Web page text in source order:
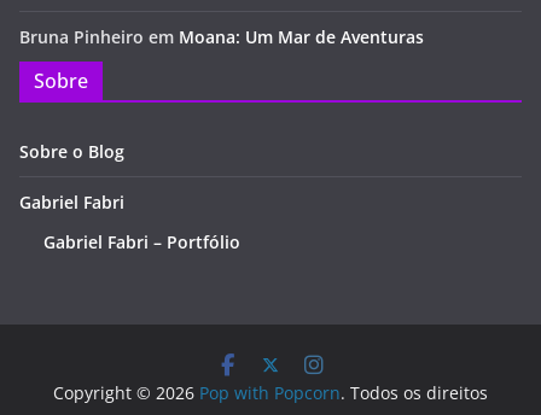
Bruna Pinheiro em Moana: Um Mar de Aventuras
Sobre
Sobre o Blog
Gabriel Fabri
Gabriel Fabri – Portfólio
Copyright © 2026 Pop with Popcorn. Todos os direitos